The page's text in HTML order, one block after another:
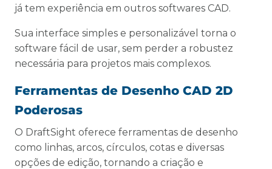
já tem experiência em outros softwares CAD.
Sua interface simples e personalizável torna o
software fácil de usar, sem perder a robustez
necessária para projetos mais complexos.
Ferramentas de Desenho CAD 2D
Poderosas
O DraftSight oferece ferramentas de desenho
como linhas, arcos, círculos, cotas e diversas
opções de edição, tornando a criação e